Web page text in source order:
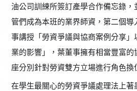
油公司訓練所簽訂產學合作備忘錄，
管們成為本班的業界師資，第二個
事講授「勞資爭議與協商案例分享
業的影響」，葉董事擁有相當豐富
座分別針對勞資雙方立場進行角色換
在學生最關心的勞資爭議處理法上著